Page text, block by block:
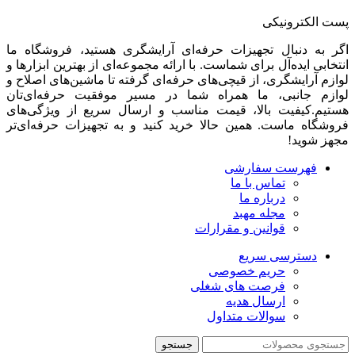
پست الکترونیکی
اگر به دنبال تجهیزات حرفه‌ای آرایشگری هستید، فروشگاه ما
انتخابی ایده‌آل برای شماست. با ارائه مجموعه‌ای از بهترین ابزارها و
لوازم آرایشگری، از قیچی‌های حرفه‌ای گرفته تا ماشین‌های اصلاح و
لوازم جانبی، ما همراه شما در مسیر موفقیت حرفه‌ای‌تان
هستیم.کیفیت بالا، قیمت مناسب و ارسال سریع از ویژگی‌های
فروشگاه ماست. همین حالا خرید کنید و به تجهیزات حرفه‌ای‌تر
مجهز شوید!
فهرست سفارشی
تماس با ما
درباره ما
مجله مهبد
قوانین و مقرارات
دسترسی سریع
حریم خصوصی
فرصت های شغلی
ارسال هدیه
سوالات متداول
جستجو